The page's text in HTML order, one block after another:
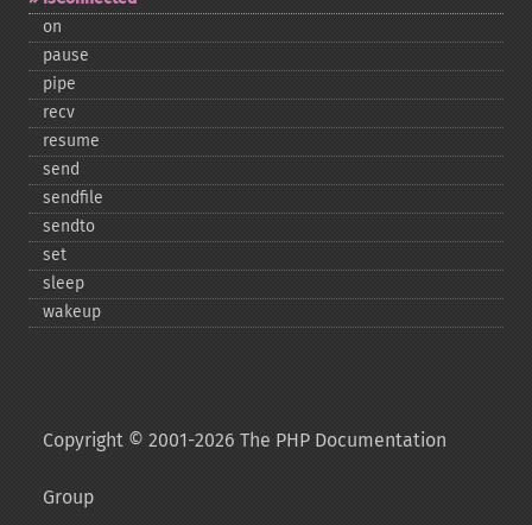
on
pause
pipe
recv
resume
send
sendfile
sendto
set
sleep
wakeup
Copyright © 2001-2026 The PHP Documentation
Group